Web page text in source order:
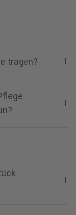
tragen?